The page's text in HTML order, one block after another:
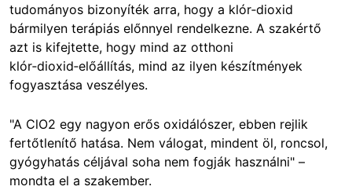
tudományos bizonyíték arra, hogy a klór‑dioxid
bármilyen terápiás előnnyel rendelkezne. A szakértő
azt is kifejtette, hogy mind az otthoni
klór‑dioxid‑előállítás, mind az ilyen készítmények
fogyasztása veszélyes.
"A ClO2 egy nagyon erős oxidálószer, ebben rejlik
fertőtlenítő hatása. Nem válogat, mindent öl, roncsol,
gyógyhatás céljával soha nem fogják használni" –
mondta el a szakember.